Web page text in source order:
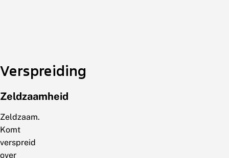
Verspreiding
Zeldzaamheid
Zeldzaam.
Komt
verspreid
over